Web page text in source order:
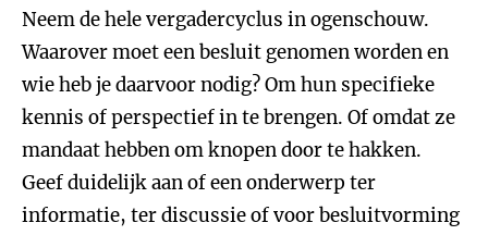
Neem de hele vergadercyclus in ogenschouw.
Waarover moet een besluit genomen worden en
wie heb je daarvoor nodig? Om hun specifieke
kennis of perspectief in te brengen. Of omdat ze
mandaat hebben om knopen door te hakken.
Geef duidelijk aan of een onderwerp ter
informatie, ter discussie of voor besluitvorming